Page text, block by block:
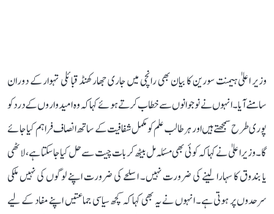
وزیر اعلیٰ ہیمنت سورین کا بیان بھی رانچی میں جاری جھارکھنڈ قبائلی تہوار کے دوران
سامنے آیا۔ انہوں نے نوجوانوں سے خطاب کرتے ہوئے کہا کہ وہ امیدواروں کے درد کو
پوری طرح سمجھتے ہیں اور ہر طالب علم کو مکمل شفافیت کے ساتھ انصاف فراہم کیا جائے
گا۔ وزیراعلیٰ نے کہا کہ کوئی بھی مسئلہ مل بیٹھ کر بات چیت سے حل کیا جاسکتا ہے، لاٹھی
یا بندوق کا سہارا لینے کی ضرورت نہیں۔ اسلحے کی ضرورت اپنے لوگوں کی نہیں ملکی
سرحدوں پر ہوتی ہے۔ انہوں نے یہ بھی کہا کہ کچھ سیاسی جماعتیں اپنے مفاد کے لیے